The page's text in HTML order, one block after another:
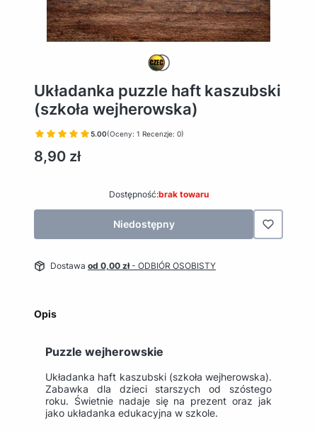
Układanka puzzle haft kaszubski
(szkoła wejherowska)
5.00(Oceny: 1 Recenzje: 0)
Cena
8,90 zł
Dostępność:brak towaru
Niedostępny
Dostawa od 0,00 zł- ODBIÓR OSOBISTY
Opis
Puzzle wejherowskie
Układanka haft kaszubski (szkoła wejherowska).
Zabawka dla dzieci starszych od szóstego
roku. Świetnie nadaje się na prezent oraz jak
jako układanka edukacyjna w szkole.